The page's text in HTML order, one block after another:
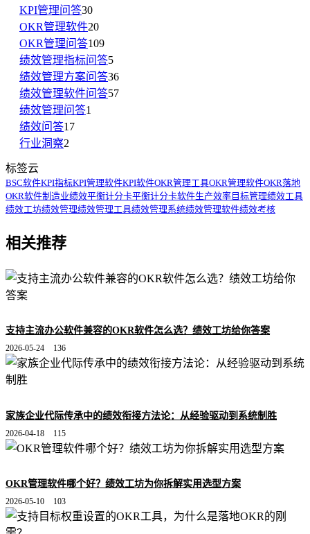
KPI管理问答30
OKR管理软件20
OKR管理问答109
绩效管理指标问答5
绩效管理方案问答36
绩效管理软件问答57
绩效管理问答1
绩效问答17
行业洞察2
标签云
BSC软件KPI指标KPI管理软件KPI软件OKR管理工具OKR管理软件OKR落地
OKR软件制造业绩效平衡计分卡平衡计分卡软件生产效率目标管理绩效工具
绩效工坊绩效管理绩效管理工具绩效管理系统绩效管理软件绩效考核
相关推荐
支持主流办公软件兼容的OKR软件怎么选？绩效工坊给你答案
2026-05-24 136
家族企业代际传承中的绩效衔接方法论：从经验驱动到系统制胜
2026-04-18 115
OKR管理软件哪个好？绩效工坊为你拆解实用选型方案
2026-05-10 103